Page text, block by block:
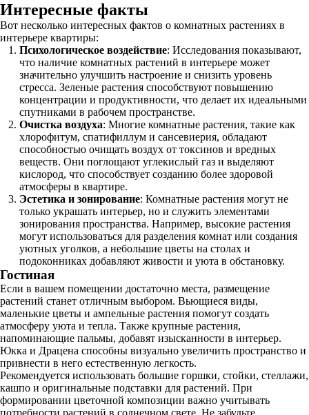
Интересные факты
Вот несколько интересных фактов о комнатных растениях в
интерьере квартиры:
Психологическое воздействие: Исследования показывают,
что наличие комнатных растений в интерьере может
значительно улучшить настроение и снизить уровень
стресса. Зеленые растения способствуют повышению
концентрации и продуктивности, что делает их идеальными
спутниками в рабочем пространстве.
Очистка воздуха: Многие комнатные растения, такие как
хлорофитум, спатифиллум и сансевиерия, обладают
способностью очищать воздух от токсинов и вредных
веществ. Они поглощают углекислый газ и выделяют
кислород, что способствует созданию более здоровой
атмосферы в квартире.
Эстетика и зонирование: Комнатные растения могут не
только украшать интерьер, но и служить элементами
зонирования пространства. Например, высокие растения
могут использоваться для разделения комнат или создания
уютных уголков, а небольшие цветы на столах и
подоконниках добавляют живости и уюта в обстановку.
Гостиная
Если в вашем помещении достаточно места, размещение
растений станет отличным выбором. Вьющиеся виды,
маленькие цветы и ампельные растения помогут создать
атмосферу уюта и тепла. Также крупные растения,
напоминающие пальмы, добавят изысканности в интерьер.
Юкка и Драцена способны визуально увеличить пространство и
привнести в него естественную легкость.
Рекомендуется использовать большие горшки, стойки, стеллажи,
кашпо и оригинальные подставки для растений. При
формировании цветочной композиции важно учитывать
потребности растений в солнечном свете. Не забудьте